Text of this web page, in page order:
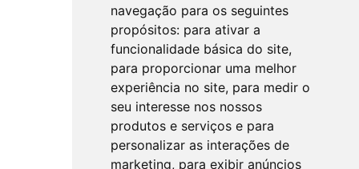
navegação para os seguintes
propósitos: para ativar a
funcionalidade básica do site,
para proporcionar uma melhor
experiência no site, para medir o
seu interesse nos nossos
produtos e serviços e para
personalizar as interações de
marketing, para exibir anúncios